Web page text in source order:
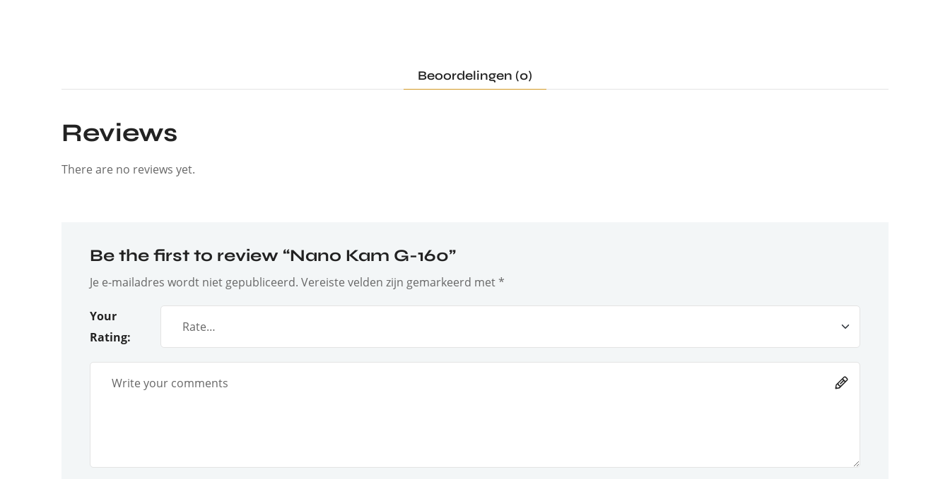
Beoordelingen (0)
Reviews
There are no reviews yet.
Be the first to review “Nano Kam G-160”
Je e-mailadres wordt niet gepubliceerd. Vereiste velden zijn gemarkeerd met*
Your
Rating